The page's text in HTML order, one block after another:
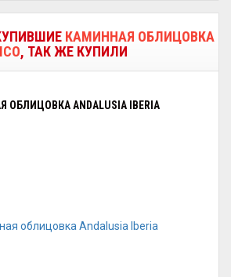
КАМИННАЯ ОБЛИЦОВКА
, ТАК ЖЕ КУПИЛИ
ОБЛИЦОВКА ANDALUSIA IBERIA